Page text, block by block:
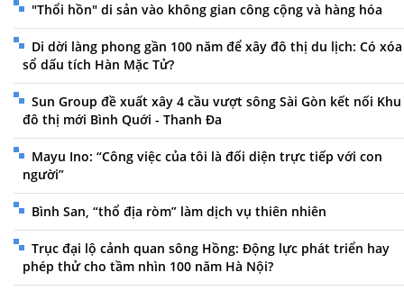
"Thổi hồn" di sản vào không gian công cộng và hàng hóa
Di dời làng phong gần 100 năm để xây đô thị du lịch: Có xóa
sổ dấu tích Hàn Mặc Tử?
Sun Group đề xuất xây 4 cầu vượt sông Sài Gòn kết nối Khu
đô thị mới Bình Quới - Thanh Đa
Mayu Ino: “Công việc của tôi là đối diện trực tiếp với con
người”
Bình San, “thổ địa ròm” làm dịch vụ thiên nhiên
Trục đại lộ cảnh quan sông Hồng: Động lực phát triển hay
phép thử cho tầm nhìn 100 năm Hà Nội?